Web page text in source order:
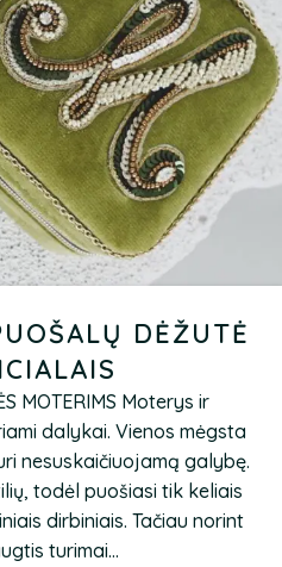
DĖŽUTĖ
MOTERIMS Moterys ir
dalykai. Vienos mėgsta
nesuskaičiuojamą galybę.
todėl puošiasi tik keliais
dirbiniais. Tačiau norint
turimai...